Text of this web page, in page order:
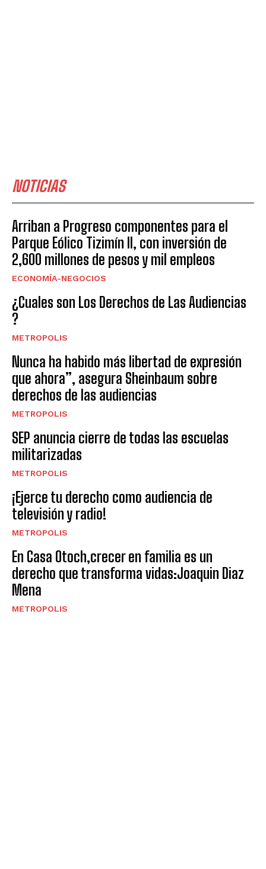
NOTICIAS
Arriban a Progreso componentes para el
Parque Eólico Tizimín II, con inversión de
2,600 millones de pesos y mil empleos
ECONOMÍA-NEGOCIOS
¿Cuales son Los Derechos de Las Audiencias
?
METROPOLIS
Nunca ha habido más libertad de expresión
que ahora”, asegura Sheinbaum sobre
derechos de las audiencias
METROPOLIS
SEP anuncia cierre de todas las escuelas
militarizadas
METROPOLIS
¡Ejerce tu derecho como audiencia de
televisión y radio!
METROPOLIS
En Casa Otoch,crecer en familia es un
derecho que transforma vidas:Joaquin Diaz
Mena
METROPOLIS